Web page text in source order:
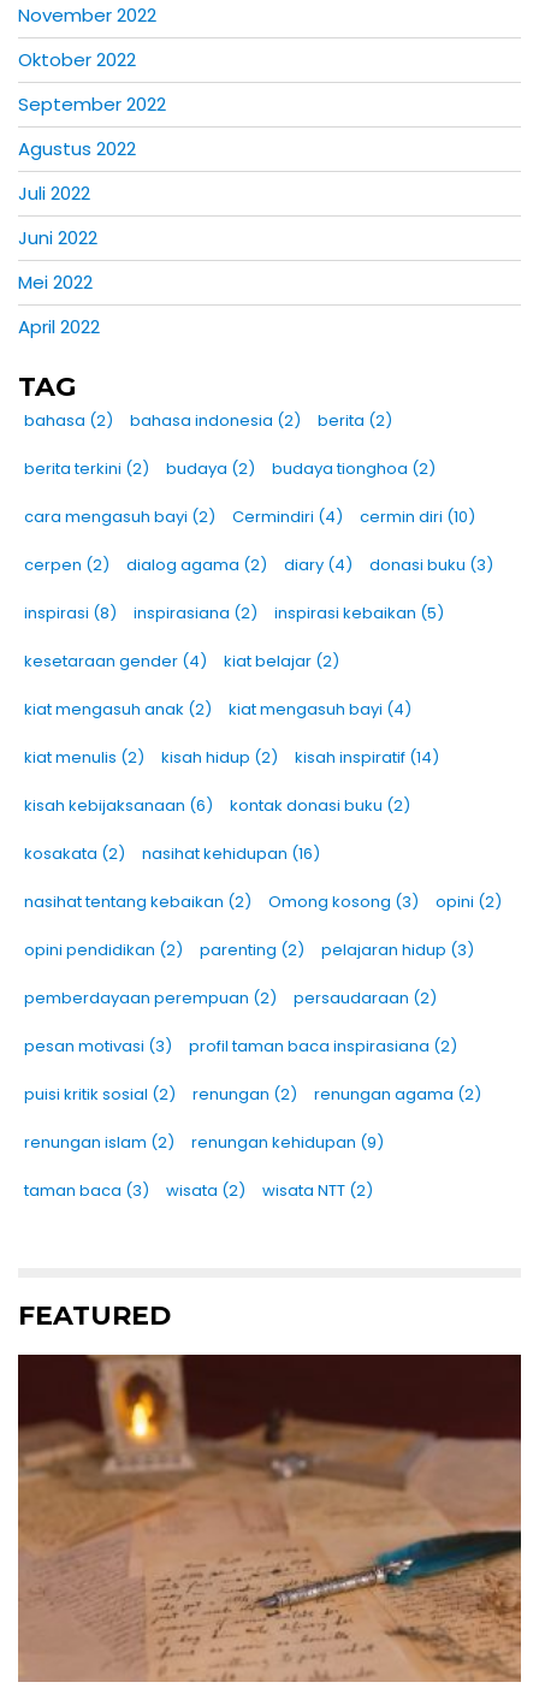
November 2022
Oktober 2022
September 2022
Agustus 2022
Juli 2022
Juni 2022
Mei 2022
April 2022
TAG
bahasa (2) bahasa indonesia (2) berita (2)
berita terkini (2) budaya (2) budaya tionghoa (2)
cara mengasuh bayi (2) Cermindiri (4) cermin diri (10)
cerpen (2) dialog agama (2) diary (4) donasi buku (3)
inspirasi (8) inspirasiana (2) inspirasi kebaikan (5)
kesetaraan gender (4) kiat belajar (2)
kiat mengasuh anak (2) kiat mengasuh bayi (4)
kiat menulis (2) kisah hidup (2) kisah inspiratif (14)
kisah kebijaksanaan (6) kontak donasi buku (2)
kosakata (2) nasihat kehidupan (16)
nasihat tentang kebaikan (2) Omong kosong (3) opini (2)
opini pendidikan (2) parenting (2) pelajaran hidup (3)
pemberdayaan perempuan (2) persaudaraan (2)
pesan motivasi (3) profil taman baca inspirasiana (2)
puisi kritik sosial (2) renungan (2) renungan agama (2)
renungan islam (2) renungan kehidupan (9)
taman baca (3) wisata (2) wisata NTT (2)
FEATURED